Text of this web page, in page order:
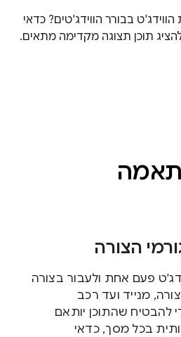
בבורר הווידג'טים? כדאי
תוכן תצוגה מקדימה מתאים.
הצורה
פעם אחת ולעבור בצורה
צורה, מנייד ועד רכב
להבטיח שהתוכן יותאם
בכל מסך, כדאי